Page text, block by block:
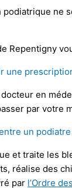
ne
Repentigny
une
en
par votre
un
et traite les
réalise des
par l’Ordre